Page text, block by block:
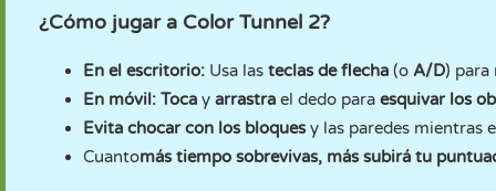
¿Cómo jugar a Color Tunnel 2?
En el escritorio: Usa las teclas de flecha (o A/D)
En móvil: Toca y arrastra el dedo para esquivar los
Evita chocar con los bloquesy las paredes mientras
Cuantomás tiempo sobrevivas, más subirá tu